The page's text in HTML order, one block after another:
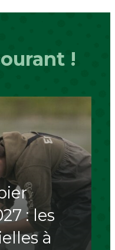
!
: les
à